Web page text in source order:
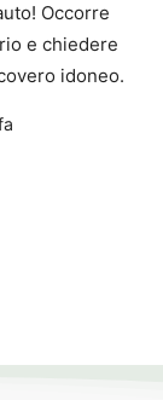
Occorre
e chiedere
idoneo.